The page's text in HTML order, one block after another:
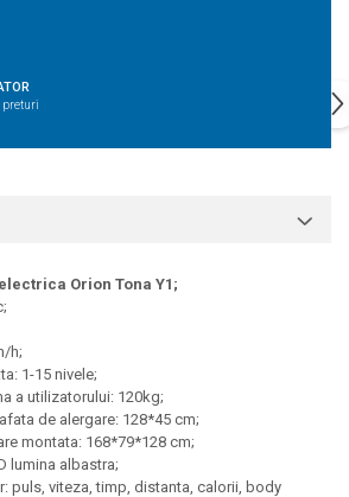
preturi
Orion Tona Y1;
h;
1-15 nivele;
a utilizatorului: 120kg;
de alergare: 128*45 cm;
montata: 168*79*128 cm;
lumina albastra;
puls, viteza, timp, distanta, calorii, body